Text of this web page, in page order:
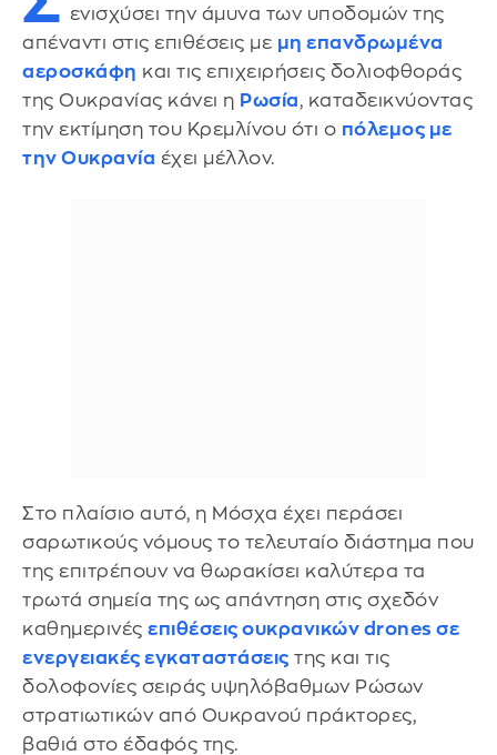
ενισχύσει την άμυνα των υποδομών της
απέναντι στις επιθέσεις με μη επανδρωμένα
αεροσκάφη και τις επιχειρήσεις δολιοφθοράς
της Ουκρανίας κάνει η Ρωσία, καταδεικνύοντας
την εκτίμηση του Κρεμλίνου ότι ο πόλεμος με
την Ουκρανία έχει μέλλον.
Στο πλαίσιο αυτό, η Μόσχα έχει περάσει
σαρωτικούς νόμους το τελευταίο διάστημα που
της επιτρέπουν να θωρακίσει καλύτερα τα
τρωτά σημεία της ως απάντηση στις σχεδόν
καθημερινές επιθέσεις ουκρανικών drones σε
ενεργειακές εγκαταστάσεις της και τις
δολοφονίες σειράς υψηλόβαθμων Ρώσων
στρατιωτικών από Ουκρανού πράκτορες,
βαθιά στο έδαφός της.